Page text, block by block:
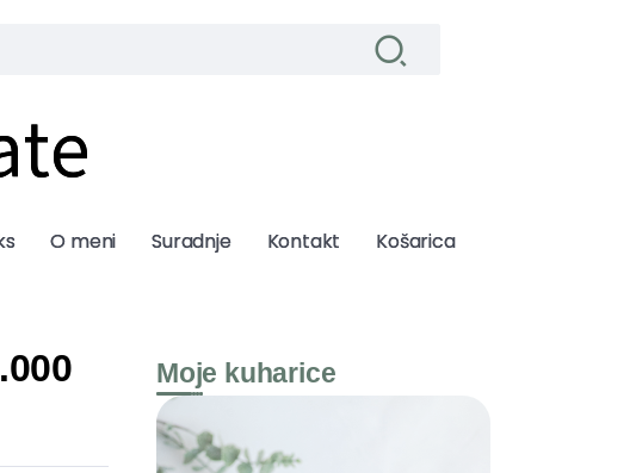
O meni Suradnje Kontakt Košarica
O meni Suradnje Kontakt Košarica
Moje kuharice